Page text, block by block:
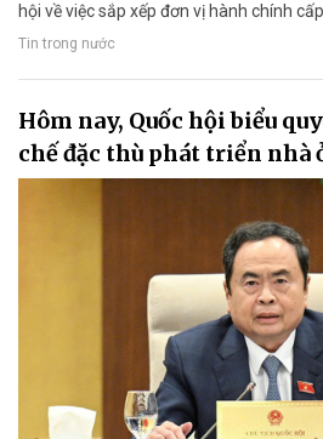
hội về việc sắp xếp đơn vị hành chính
Tin trong nước
Hôm nay, Quốc hội biểu
chế đặc thù phát triển nhà